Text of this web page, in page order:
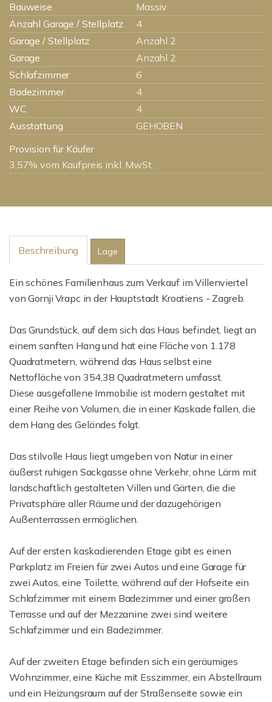
Bauweise
Massiv
Anzahl Garage / Stellplatz
4
Garage / Stellplatz
Anzahl 2
Garage
Anzahl 2
Schlafzimmer
6
Badezimmer
4
WC
4
Ausstattung
GEHOBEN
Provision für Käufer
3,57% vom Kaufpreis inkl. MwSt.
Beschreibung Lage
Ein schönes Familienhaus zum Verkauf im Villenviertel
von Gornji Vrapc in der Hauptstadt Kroatiens - Zagreb.
Das Grundstück, auf dem sich das Haus befindet, liegt an
einem sanften Hang und hat eine Fläche von 1.178
Quadratmetern, während das Haus selbst eine
Nettofläche von 354,38 Quadratmetern umfasst.
Diese ausgefallene Immobilie ist modern gestaltet mit
einer Reihe von Volumen, die in einer Kaskade fallen, die
dem Hang des Geländes folgt.
Das stilvolle Haus liegt umgeben von Natur in einer
äußerst ruhigen Sackgasse ohne Verkehr, ohne Lärm mit
landschaftlich gestalteten Villen und Gärten, die die
Privatsphäre aller Räume und der dazugehörigen
Außenterrassen ermöglichen.
Auf der ersten kaskadierenden Etage gibt es einen
Parkplatz im Freien für zwei Autos und eine Garage für
zwei Autos, eine Toilette, während auf der Hofseite ein
Schlafzimmer mit einem Badezimmer und einer großen
Terrasse und auf der Mezzanine zwei sind weitere
Schlafzimmer und ein Badezimmer.
Auf der zweiten Etage befinden sich ein geräumiges
Wohnzimmer, eine Küche mit Esszimmer, ein Abstellraum
und ein Heizungsraum auf der Straßenseite sowie ein